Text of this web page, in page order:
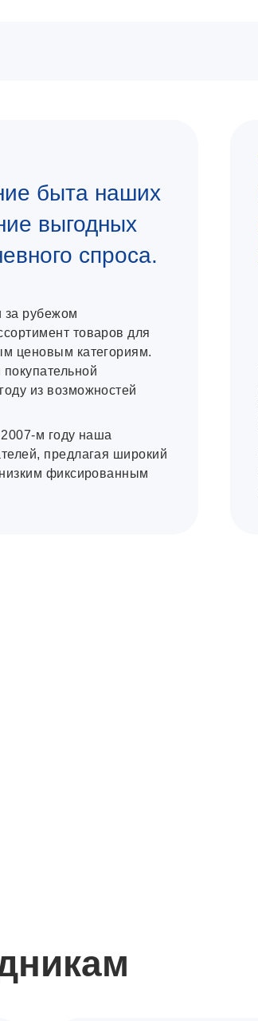
быта наших
выгодных
спроса.
за рубежом
товаров для
ценовым категориям.
из возможностей
м году наша
предлагая широкий
фиксированным